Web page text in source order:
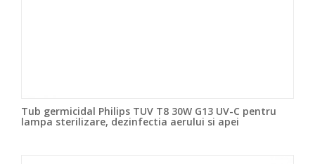
Tub germicidal Philips TUV T8 30W G13 UV-C pentru
lampa sterilizare, dezinfectia aerului si apei